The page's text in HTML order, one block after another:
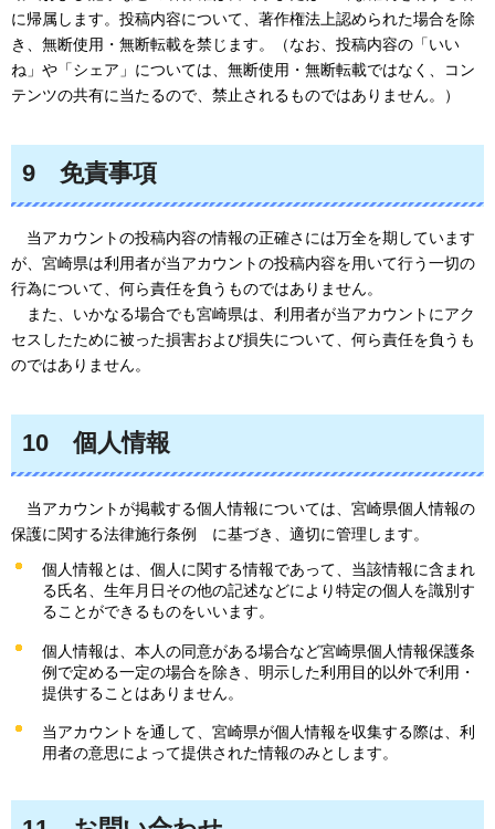
に帰属します。投稿内容について、著作権法上認められた場合を除
き、無断使用・無断転載を禁じます。（なお、投稿内容の「いい
ね」や「シェア」については、無断使用・無断転載ではなく、コン
テンツの共有に当たるので、禁止されるものではありません。）
9 免責事項
当アカウントの投稿内容の情報の正確さには万全を期しています
が、宮崎県は利用者が当アカウントの投稿内容を用いて行う一切の
行為について、何ら責任を負うものではありません。
また 、いかなる場合でも宮崎県は、利用者が当アカウントにアク
セスしたために被った損害および損失について、何ら責任を負うも
のではありません。
10 個人情報
当アカウントが掲載する個人情報については、 宮崎県個人情報の
保護に関する法律施行条例
に基づき、適切に管理します。
個人情報とは、個人に関する情報であって、当該情報に含まれ
る氏名、生年月日その他の記述などにより特定の個人を識別す
ることができるものをいいます。
個人情報は、本人の同意がある場合など宮崎県個人情報保護条
例で定める一定の場合を除き、明示した利用目的以外で利用・
提供することはありません。
当アカウントを通して、宮崎県が個人情報を収集する際は、利
用者の意思によって提供された情報のみとします。